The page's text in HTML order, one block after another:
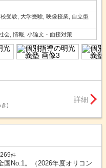
受験, 大学受験, 映像授業, 自立型
会, 情報, 小論文・面接対策
)
詳細
件
国No.1。（2026年度オリコン